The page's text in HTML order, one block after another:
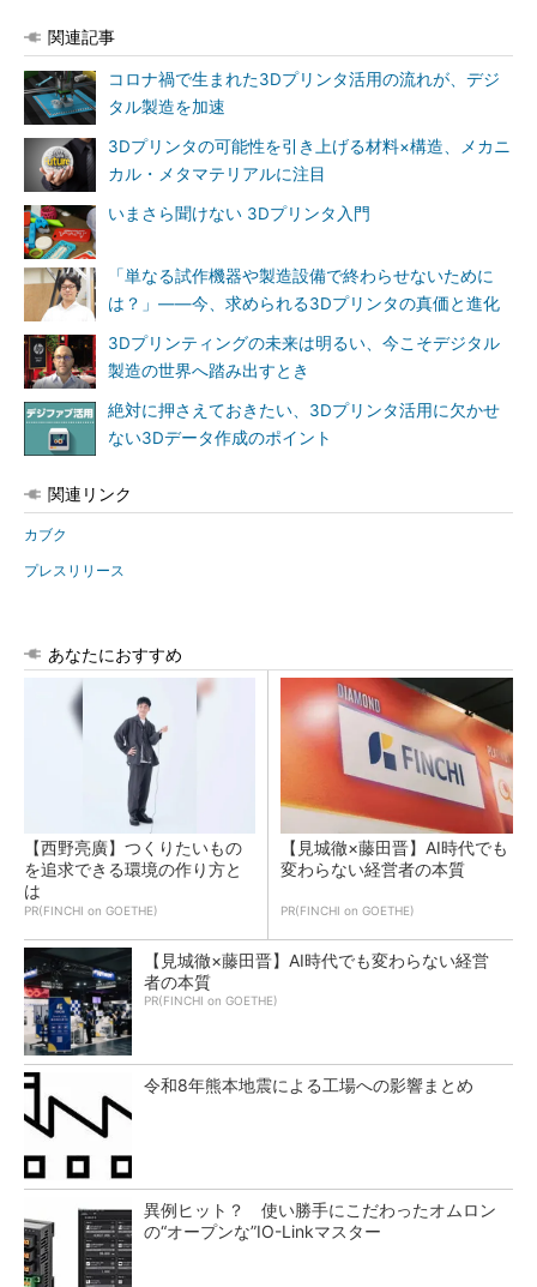
関連記事
コロナ禍で生まれた3Dプリンタ活用の流れが、デジ
タル製造を加速
3Dプリンタの可能性を引き上げる材料×構造、メカニ
カル・メタマテリアルに注目
いまさら聞けない 3Dプリンタ入門
「単なる試作機器や製造設備で終わらせないために
は？」――今、求められる3Dプリンタの真価と進化
3Dプリンティングの未来は明るい、今こそデジタル
製造の世界へ踏み出すとき
絶対に押さえておきたい、3Dプリンタ活用に欠かせ
ない3Dデータ作成のポイント
関連リンク
カブク
プレスリリース
あなたにおすすめ
【西野亮廣】つくりたいもの
を追求できる環境の作り方と
は
PR(FINCHI on GOETHE)
【見城徹×藤田晋】AI時代でも
変わらない経営者の本質
PR(FINCHI on GOETHE)
【見城徹×藤田晋】AI時代でも変わらない経営
者の本質
PR(FINCHI on GOETHE)
令和8年熊本地震による工場への影響まとめ
異例ヒット？ 使い勝手にこだわったオムロン
の“オープンな”IO-Linkマスター